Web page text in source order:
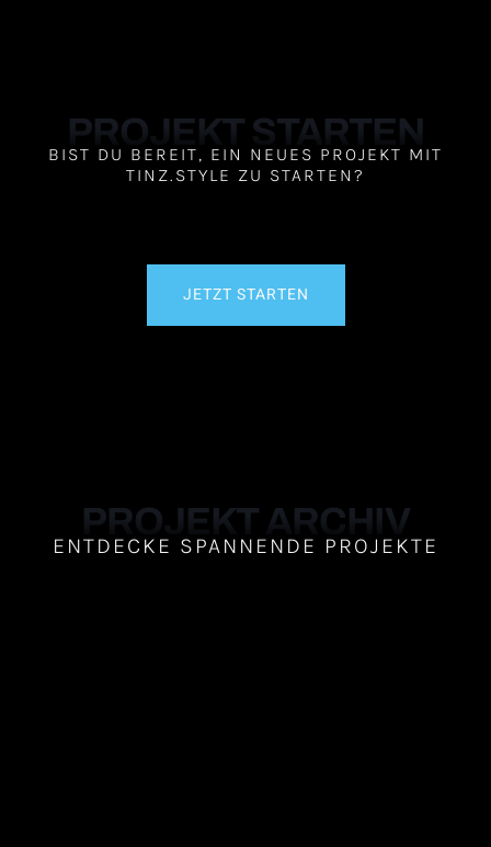
PROJEKT STARTEN
BIST DU BEREIT, EIN NEUES PROJEKT MIT
TINZ.STYLE ZU STARTEN?
JETZT STARTEN
PROJEKT ARCHIV
ENTDECKE SPANNENDE PROJEKTE